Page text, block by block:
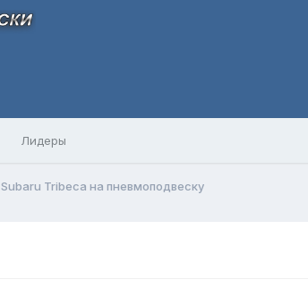
Лидеры
Subaru Tribeca на пневмоподвеску